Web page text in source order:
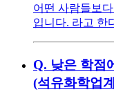
어떤 사람들보
입니다. 라고 한
Q. 낮은 학점
(석유화학업